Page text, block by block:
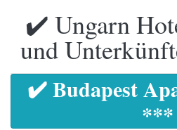
✔️ Ungarn
und
✔️ Budapest
***